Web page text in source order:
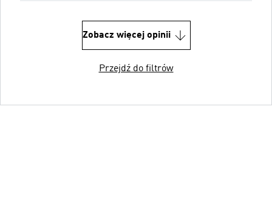
Zobacz więcej opinii
Przejdź do filtrów